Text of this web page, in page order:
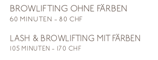
Augen. Das Ergebnis hält 6 bis 8
Wochen, ganz ohne Wimpernzange
Behandlung dürfen die Wimpern
BROWLIFTING OHNE FÄRBEN
60 MINUTEN - 80 CHF
LASH & BROWLIFTING MIT FÄRBEN
105 MINUTEN - 170 CHF